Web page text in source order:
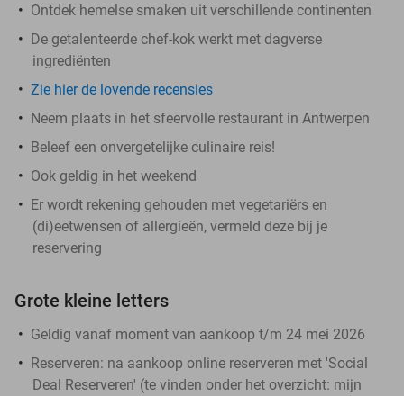
Ontdek hemelse smaken uit verschillende continenten
De getalenteerde chef-kok werkt met dagverse
ingrediënten
Zie hier de lovende recensies
Neem plaats in het sfeervolle restaurant in Antwerpen
Beleef een onvergetelijke culinaire reis!
Ook geldig in het weekend
Er wordt rekening gehouden met vegetariërs en
(di)eetwensen of allergieën, vermeld deze bij je
reservering
Grote kleine letters
Geldig vanaf moment van aankoop t/m 24 mei 2026
Reserveren: na aankoop online reserveren met 'Social
Deal Reserveren' (te vinden onder het overzicht: mijn